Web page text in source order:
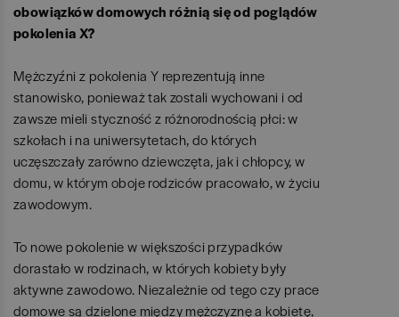
obowiązków domowych różnią się od poglądów
pokolenia X?
Mężczyźni z pokolenia Y reprezentują inne
stanowisko, ponieważ tak zostali wychowani i od
zawsze mieli styczność z różnorodnością płci: w
szkołach i na uniwersytetach, do których
uczęszczały zarówno dziewczęta, jak i chłopcy, w
domu, w którym oboje rodziców pracowało, w życiu
zawodowym.
To nowe pokolenie w większości przypadków
dorastało w rodzinach, w których kobiety były
aktywne zawodowo. Niezależnie od tego czy prace
domowe są dzielone między mężczyznę a kobietę,